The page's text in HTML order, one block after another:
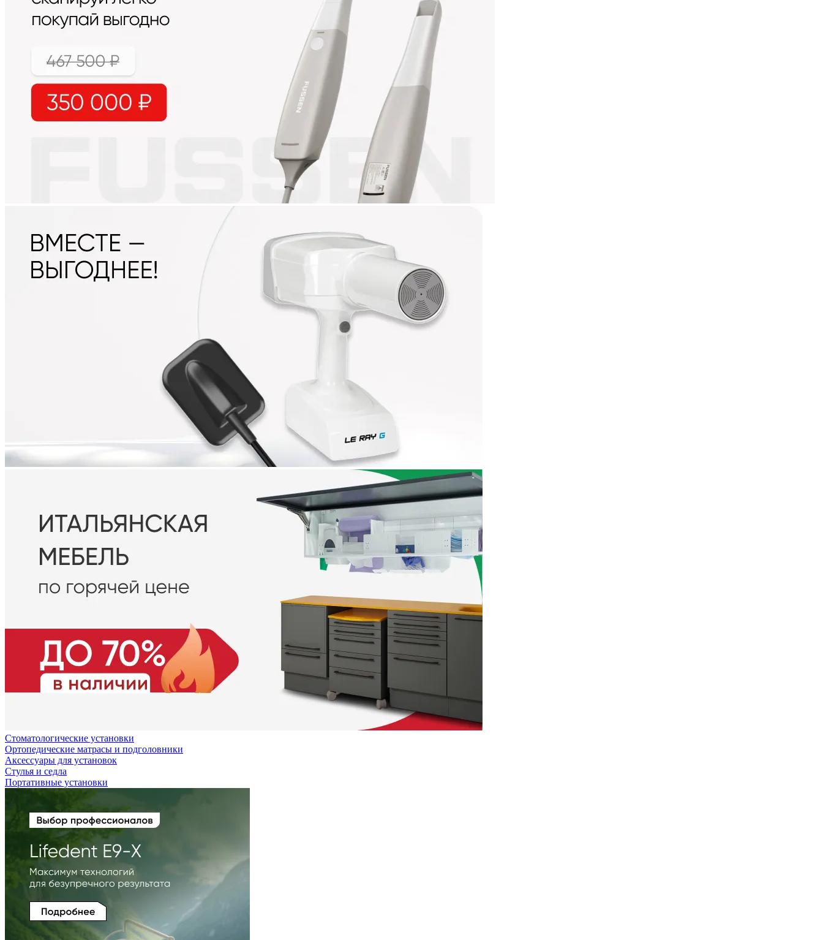
Стоматологические установки
Ортопедические матрасы и подголовники
Аксессуары для установок
Стулья и седла
Портативные установки